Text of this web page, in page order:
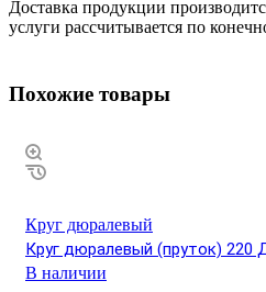
Доставка продукции
услуги рассчитывается по
Похожие товары
Круг дюралевый
Круг дюралевый (пруток) 220
В наличии